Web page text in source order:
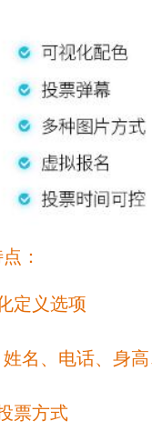
：
定义选项
名、电话、身
票方式